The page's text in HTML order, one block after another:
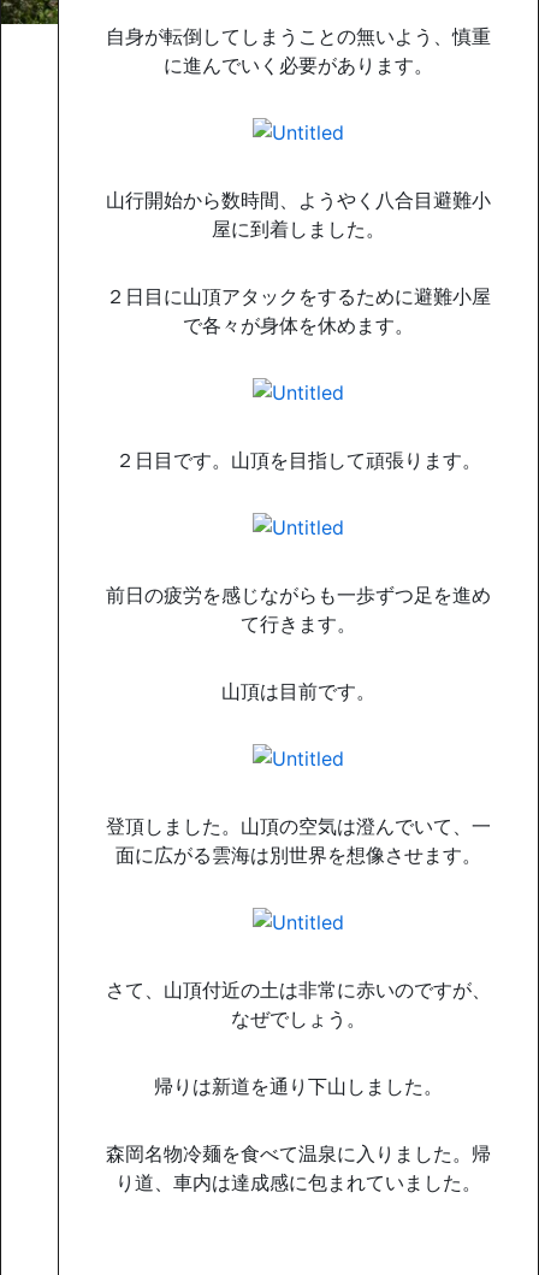
自身が転倒してしまうことの無いよう、慎重
に進んでいく必要があります。
山行開始から数時間、ようやく八合目避難小
屋に到着しました。
２日目に山頂アタックをするために避難小屋
で各々が身体を休めます。
２日目です。山頂を目指して頑張ります。
前日の疲労を感じながらも一歩ずつ足を進め
て行きます。
山頂は目前です。
登頂しました。山頂の空気は澄んでいて、一
面に広がる雲海は別世界を想像させます。
さて、山頂付近の土は非常に赤いのですが、
なぜでしょう。
帰りは新道を通り下山しました。
森岡名物冷麺を食べて温泉に入りました。帰
り道、車内は達成感に包まれていました。